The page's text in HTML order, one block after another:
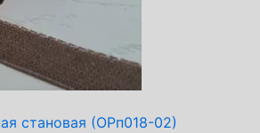
становая (ОРп018-02)